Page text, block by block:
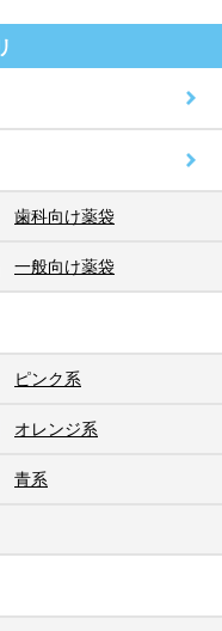
歯科向け薬袋
一般向け薬袋
ピンク系
オレンジ系
青系